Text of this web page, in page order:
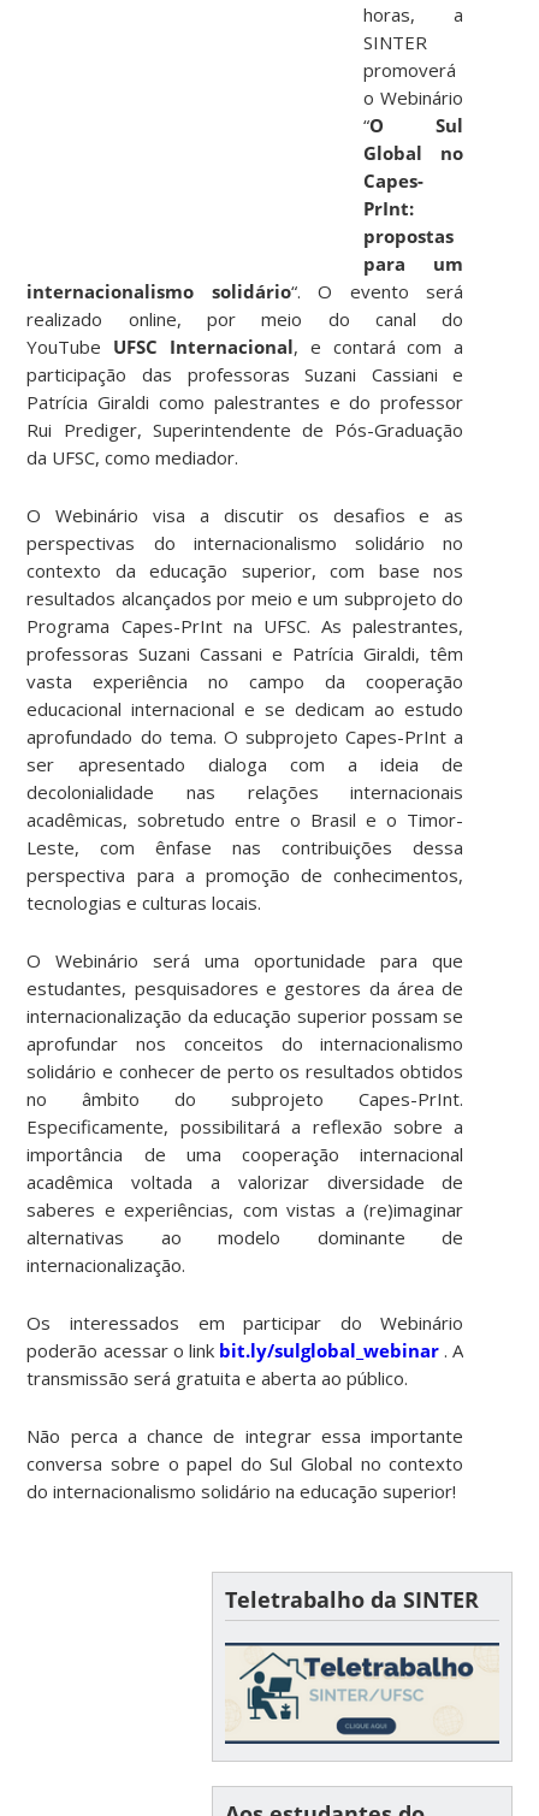
horas, a
SINTER
promoverá
o Webinário
“O Sul
Global no
Capes-
PrInt:
propostas
para um
internacionalismo solidário“. O evento será
realizado online, por meio do canal do
YouTube UFSC Internacional, e contará com a
participação das professoras Suzani Cassiani e
Patrícia Giraldi como palestrantes e do professor
Rui Prediger, Superintendente de Pós-Graduação
da UFSC, como mediador.
O Webinário visa a discutir os desafios e as
perspectivas do internacionalismo solidário no
contexto da educação superior, com base nos
resultados alcançados por meio e um subprojeto do
Programa Capes-PrInt na UFSC. As palestrantes,
professoras Suzani Cassani e Patrícia Giraldi, têm
vasta experiência no campo da cooperação
educacional internacional e se dedicam ao estudo
aprofundado do tema. O subprojeto Capes-PrInt a
ser apresentado dialoga com a ideia de
decolonialidade nas relações internacionais
acadêmicas, sobretudo entre o Brasil e o Timor-
Leste, com ênfase nas contribuições dessa
perspectiva para a promoção de conhecimentos,
tecnologias e culturas locais.
O Webinário será uma oportunidade para que
estudantes, pesquisadores e gestores da área de
internacionalização da educação superior possam se
aprofundar nos conceitos do internacionalismo
solidário e conhecer de perto os resultados obtidos
no âmbito do subprojeto Capes-PrInt.
Especificamente, possibilitará a reflexão sobre a
importância de uma cooperação internacional
acadêmica voltada a valorizar diversidade de
saberes e experiências, com vistas a (re)imaginar
alternativas ao modelo dominante de
internacionalização.
Os interessados em participar do Webinário
poderão acessar o link bit.ly/sulglobal_webinar . A
transmissão será gratuita e aberta ao público.
Não perca a chance de integrar essa importante
conversa sobre o papel do Sul Global no contexto
do internacionalismo solidário na educação superior!
Teletrabalho da SINTER